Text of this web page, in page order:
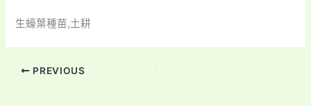
生蠔葉種苗,土耕
PREVIOUS